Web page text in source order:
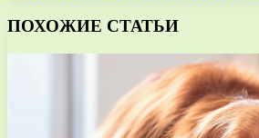
ПОХОЖИЕ СТАТЬИ